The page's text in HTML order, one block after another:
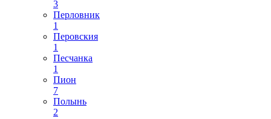
3
Перловник
1
Перовския
1
Песчанка
1
Пион
7
Полынь
2